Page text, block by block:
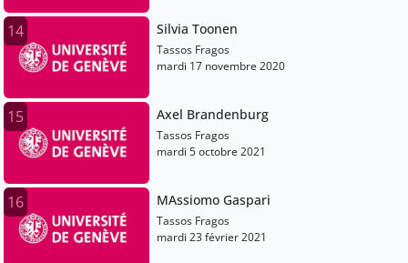
14 Silvia Toonen
Tassos Fragos
mardi 17 novembre 2020
15 Axel Brandenburg
Tassos Fragos
mardi 5 octobre 2021
16 MAssiomo Gaspari
Tassos Fragos
mardi 23 février 2021